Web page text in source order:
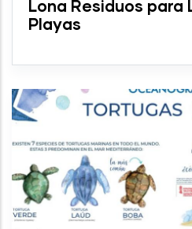
Lona Residuos para
Playas